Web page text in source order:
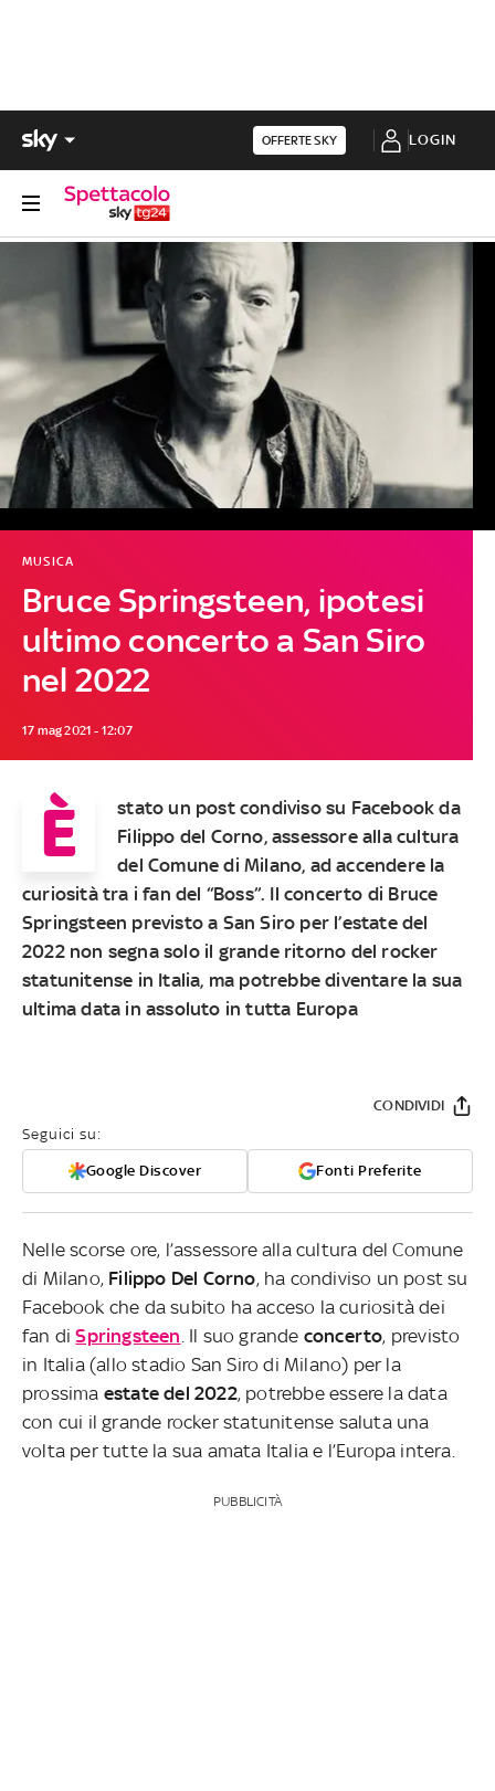
OFFERTE SKY LOGIN
Bruce Springsteen, ipotesi
ultimo concerto a San Siro
nel 2022
MUSICA
17 mag 2021 - 12:07
È
stato un post condiviso su Facebook da
Filippo del Corno, assessore alla cultura
del Comune di Milano, ad accendere la
curiosità tra i fan del “Boss”. Il concerto di Bruce
Springsteen previsto a San Siro per l’estate del
2022 non segna solo il grande ritorno del rocker
statunitense in Italia, ma potrebbe diventare la sua
ultima data in assoluto in tutta Europa
Seguici su:
Google Discover Fonti Preferite
CONDIVIDI
Nelle scorse ore, l’assessore alla cultura del Comune
di Milano, Filippo Del Corno, ha condiviso un post su
Facebook che da subito ha acceso la curiosità dei
fan diSpringsteen . Il suo grande concerto, previsto
in Italia (allo stadio San Siro di Milano) per la
prossima estate del 2022, potrebbe essere la data
con cui il grande rocker statunitense saluta una
volta per tutte la sua amata Italia e l’Europa intera.
PUBBLICITÀ